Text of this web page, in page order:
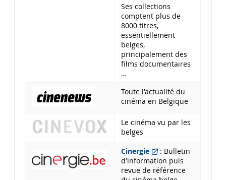
Ses collections
comptent plus de
8000 titres,
essentiellement
belges,
principalement des
films documentaires
…
Toute l'actualité du
cinéma en Belgique
Le cinéma vu par les
belges
Cinergie
: Bulletin
d'information puis
revue de référence